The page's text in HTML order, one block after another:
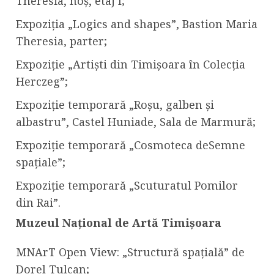
Expoziția „Logics and shapes”, Bastion Maria
Theresia, parter;
Expoziție „Artiști din Timișoara în Colecția
Herczeg”;
Expoziție temporară „Roșu, galben și
albastru”, Castel Huniade, Sala de Marmură;
Expoziție temporară „Cosmoteca deSemne
spațiale”;
Expoziție temporară „Scuturatul Pomilor
din Rai”.
Muzeul Național de Artă Timișoara
MNArT Open View: „Structură spațială” de
Dorel Tulcan;